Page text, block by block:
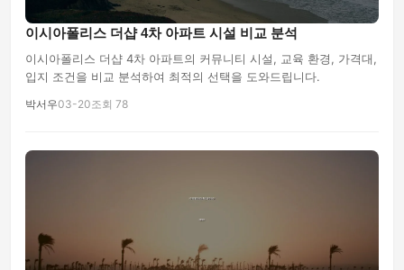
이시아폴리스 더샵 4차 아파트 시설 비교 분석
이시아폴리스 더샵 4차 아파트의 커뮤니티 시설, 교육 환경, 가격대,
입지 조건을 비교 분석하여 최적의 선택을 도와드립니다.
박서우03-20조회 78